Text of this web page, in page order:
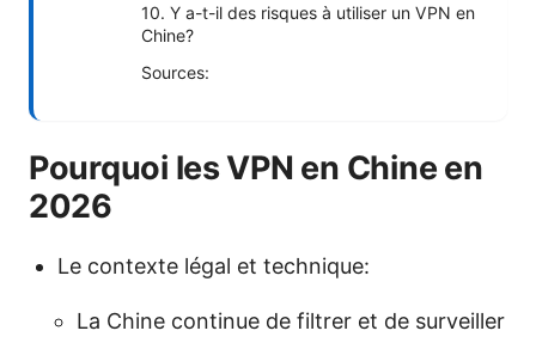
10. Y a-t-il des risques à utiliser un VPN en
Chine?
Sources:
Pourquoi les VPN en Chine en
2026
Le contexte légal et technique:
La Chine continue de filtrer et de surveiller